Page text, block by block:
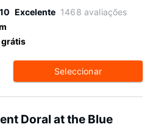
Excelente 1468 avaliações
Seleccionar
Doral at the Blue